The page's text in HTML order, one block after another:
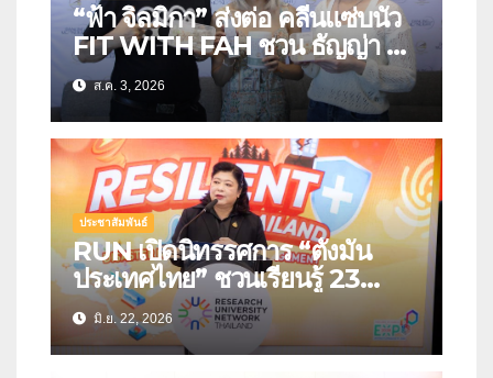
“ฟ้า จิลมิกา” ส่งต่อ คลีนแซ่บนัว
FIT WITH FAH ชวน ธัญญ่า ลิ้ม
รสชาติอาหารคลีนสุดพรีเมียม
ส.ค. 3, 2026
ประชาสัมพันธ์
RUN เปิดนิทรรศการ “ตั้งมั่น
ประเทศไทย” ชวนเรียนรู้ 23
นวัตกรรมรับมือภัยพิบัติแห่ง
อนาคต เปลี่ยนงานวิจัยสู่เครื่องมือ
สร้างความปลอดภัยให้ประชาชน
มิ.ย. 22, 2026